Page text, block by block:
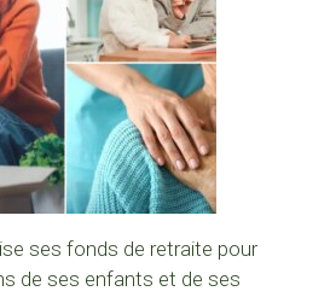
ses fonds de retraite pour
de ses enfants et de ses